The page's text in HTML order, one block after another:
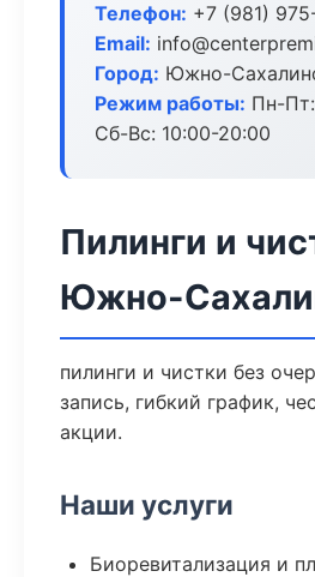
Телефон: +7 (981)
Email:
Город: Южно-
Режим работы: Пн-
Сб-Вс: 10:00-20:00
Пилинги и
Южно-
пилинги и чистки без
запись, гибкий график,
акции.
Наши услуги
Биоревитализация и